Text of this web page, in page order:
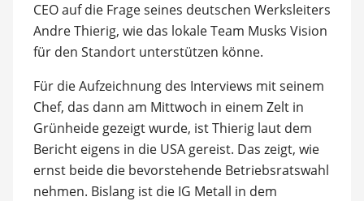
CEO auf die Frage seines deutschen Werksleiters
Andre Thierig, wie das lokale Team Musks Vision
für den Standort unterstützen könne.
Für die Aufzeichnung des Interviews mit seinem
Chef, das dann am Mittwoch in einem Zelt in
Grünheide gezeigt wurde, ist Thierig laut dem
Bericht eigens in die USA gereist. Das zeigt, wie
ernst beide die bevorstehende Betriebsratswahl
nehmen. Bislang ist die IG Metall in dem